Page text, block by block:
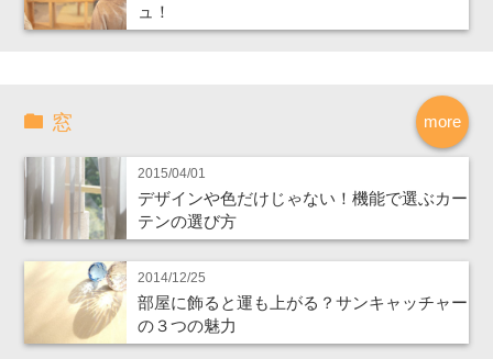
ュ！
more
窓
2015/04/01
デザインや色だけじゃない！機能で選ぶカー
テンの選び方
2014/12/25
部屋に飾ると運も上がる？サンキャッチャー
の３つの魅力